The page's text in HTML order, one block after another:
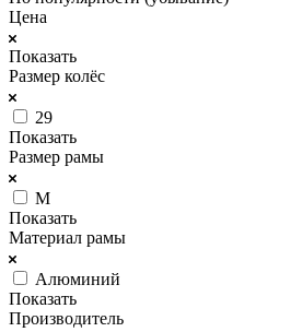
Цена
Показать
Размер колёс
29
Показать
Размер рамы
M
Показать
Материал рамы
Алюминий
Показать
Производитель